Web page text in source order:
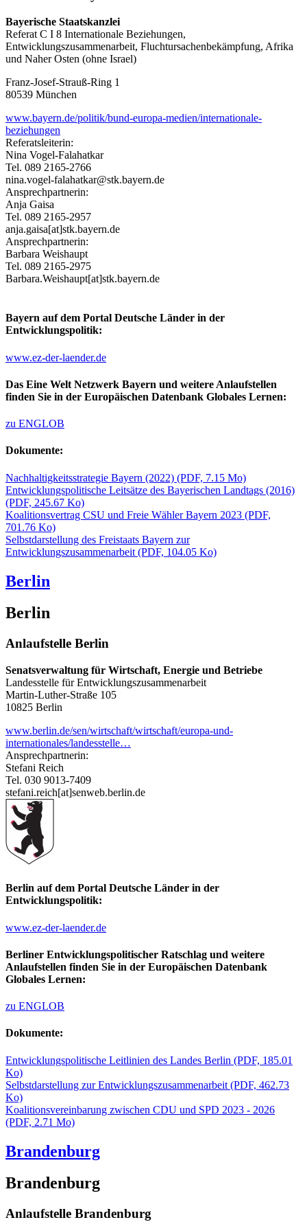
Bayerische Staatskanzlei
Referat C I 8 Internationale Beziehungen,
Entwicklungszusammenarbeit, Fluchtursachenbekämpfung, Afrika
und Naher Osten (ohne Israel)
Franz-Josef-Strauß-Ring 1
80539 München
www.bayern.de/politik/bund-europa-medien/internationale-
beziehungen
Referatsleiterin:
Nina Vogel-Falahatkar
Tel. 089 2165-2766
nina.vogel-falahatkar@stk.bayern.de
Ansprechpartnerin:
Anja Gaisa
Tel. 089 2165-2957
anja.gaisa[at]stk.bayern.de
Ansprechpartnerin:
Barbara Weishaupt
Tel. 089 2165-2975
Barbara.Weishaupt[at]stk.bayern.de
Bayern auf dem Portal Deutsche Länder in der
Entwicklungspolitik:
www.ez-der-laender.de
Das Eine Welt Netzwerk Bayern und weitere Anlaufstellen
finden Sie in der Europäischen Datenbank Globales Lernen:
zu ENGLOB
Dokumente:
Nachhaltigkeitsstrategie Bayern (2022) (PDF, 7.15 Mo)
Entwicklungspolitische Leitsätze des Bayerischen Landtags (2016)
(PDF, 245.67 Ko)
Koalitionsvertrag CSU und Freie Wähler Bayern 2023 (PDF,
701.76 Ko)
Selbstdarstellung des Freistaats Bayern zur
Entwicklungszusammenarbeit (PDF, 104.05 Ko)
Berlin
Berlin
Anlaufstelle Berlin
Senatsverwaltung für Wirtschaft, Energie und Betriebe
Landesstelle für Entwicklungszusammenarbeit
Martin-Luther-Straße 105
10825 Berlin
www.berlin.de/sen/wirtschaft/wirtschaft/europa-und-
internationales/landesstelle…
Ansprechpartnerin:
Stefani Reich
Tel. 030 9013-7409
stefani.reich[at]senweb.berlin.de
Berlin auf dem Portal Deutsche Länder in der
Entwicklungspolitik:
www.ez-der-laender.de
Berliner Entwicklungspolitischer Ratschlag und weitere
Anlaufstellen finden Sie in der Europäischen Datenbank
Globales Lernen:
zu ENGLOB
Dokumente:
Entwicklungspolitische Leitlinien des Landes Berlin (PDF, 185.01
Ko)
Selbstdarstellung zur Entwicklungszusammenarbeit (PDF, 462.73
Ko)
Koalitionsvereinbarung zwischen CDU und SPD 2023 - 2026
(PDF, 2.71 Mo)
Brandenburg
Brandenburg
Anlaufstelle Brandenburg